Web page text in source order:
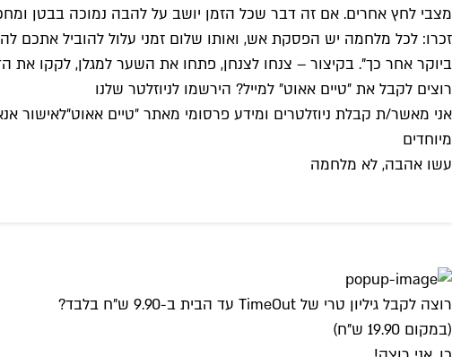
מצבי לחץ אחרים. אם זה דבר שכל הזמן יושב על להבה נמוכה בבטן
זכרו: לכל מלחמה יש הפסקת אש, ואותו שלום זמני עלול להוביל אתכם
ביוקר אחר כך". בקיצור – צנחו לצנחן, פתחו את השער למגלן, לקקו את הדובדבן ופנקו את לוחם ה־669 ב־69. אבל הכי חשוב –
רוצים לקבל את ״טיים אאוט״ למייל? הירשמו לניוזלטר שלנו
אני מאשר/ת קבלת ניוזלטרים ומידע פרסומי מאתר ״טיים אאוט״לאישור
מיוחדים
עשו אהבה, לא מלחמה
רוצה לקבל גיליון טרי של TimeOut עד הבית ב-9.90 ש"ח בלבד?
(במקום 19.90 ש"ח)